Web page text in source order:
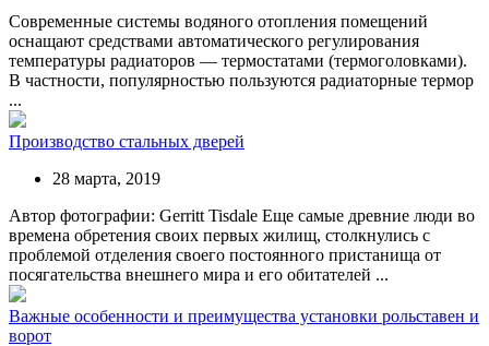
Современные системы водяного отопления помещений
оснащают средствами автоматического регулирования
температуры радиаторов — термостатами (термоголовками).
В частности, популярностью пользуются радиаторные термор
...
Производство стальных дверей
28 марта, 2019
Автор фотографии: Gerritt Tisdale Еще самые древние люди во
времена обретения своих первых жилищ, столкнулись с
проблемой отделения своего постоянного пристанища от
посягательства внешнего мира и его обитателей ...
Важные особенности и преимущества установки рольставен и
ворот